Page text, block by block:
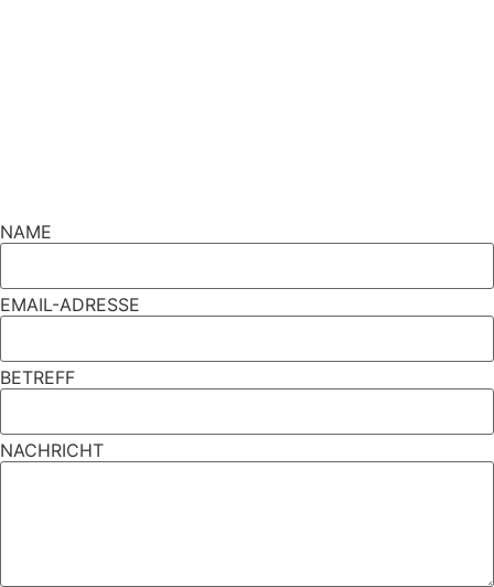
NAME
EMAIL-ADRESSE
BETREFF
NACHRICHT